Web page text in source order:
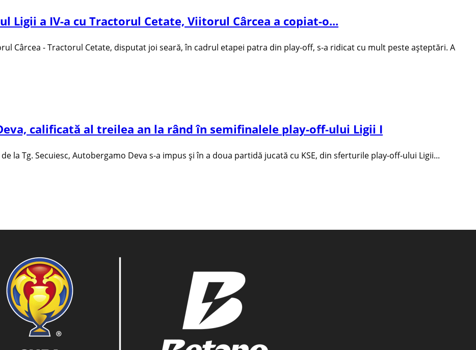
Ligii a IV-a cu Tractorul Cetate, Viitorul Cârcea a copiat-o...
Cârcea - Tractorul Cetate, disputat joi seară, în cadrul etapei patra din play-off, s-a ridicat cu mult peste aşteptări. A
calificată al treilea an la rând în semifinalele play-off-ului Ligii I
la Tg. Secuiesc, Autobergamo Deva s-a impus şi în a doua partidă jucată cu KSE, din sferturile play-off-ului Ligii...